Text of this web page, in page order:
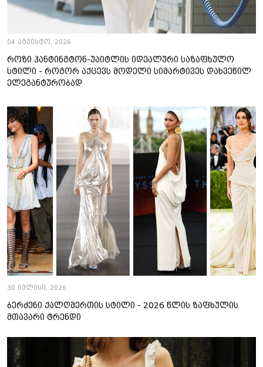
04 აგვისტო, 2026
როზი ჰანტინგტონ-უაიტლის იდეალური საზაფხულო
სტილი - როგორ აქცევს მოდელი სიმარტივეს დახვეწილ
ელეგანტურობად
30 ივლისი, 2026
ბერძენი ქალღმერთის სტილი - 2026 წლის ზაფხულის
მთავარი ტრენდი